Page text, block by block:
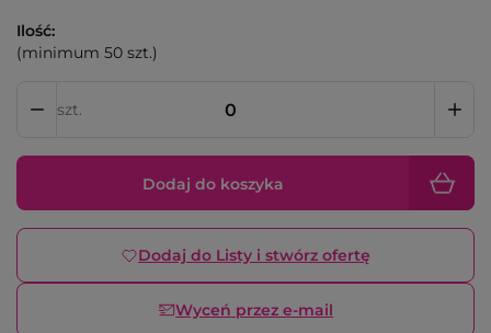
Ilość:
(minimum 50 szt.)
szt.
Dodaj do koszyka
Dodaj do Listy i stwórz ofertę
Wyceń przez e-mail